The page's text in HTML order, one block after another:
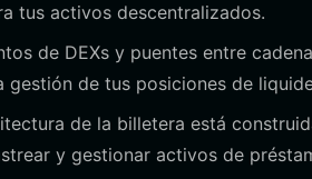
tus activos descentralizados.
de DEXs y puentes entre
de tus posiciones de
de la billetera está
y gestionar activos de